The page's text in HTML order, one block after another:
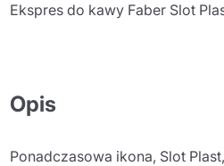
Ekspres do kawy Faber Slot
Opis
Ponadczasowa ikona, Slot